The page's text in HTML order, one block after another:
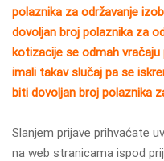
polaznika za održavanje
dovoljan broj polaznika za
kotizacije se odmah
imali takav slučaj pa se
biti dovoljan broj polaznika
Slanjem prijave prihvaćate
na web stranicama ispod